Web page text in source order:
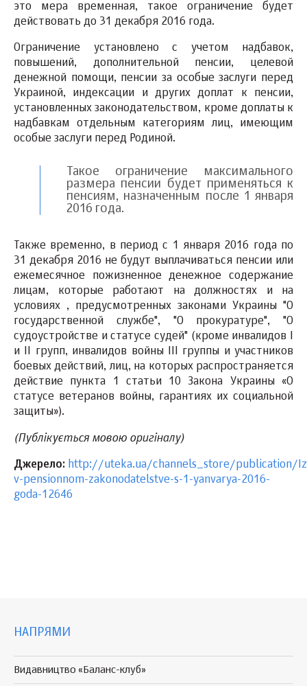
это мера временная, такое ограничение будет
действовать до 31 декабря 2016 года.
Ограничение установлено с учетом надбавок,
повышений, дополнительной пенсии, целевой
денежной помощи, пенсии за особые заслуги перед
Украиной, индексации и других доплат к пенсии,
установленных законодательством, кроме доплаты к
надбавкам отдельным категориям лиц, имеющим
особые заслуги перед Родиной.
Такое ограничение максимального
размера пенсии будет применяться к
пенсиям, назначенным после 1 января
2016 года.
Также временно, в период с 1 января 2016 года по
31 декабря 2016 не будут выплачиваться пенсии или
ежемесячное пожизненное денежное содержание
лицам, которые работают на должностях и на
условиях , предусмотренных законами Украины "О
государственной службе", "О прокуратуре", "О
судоустройстве и статусе судей" (кроме инвалидов I
и II групп, инвалидов войны III группы и участников
боевых действий, лиц, на которых распространяется
действие пункта 1 статьи 10 Закона Украины «О
статусе ветеранов войны, гарантиях их социальной
защиты»).
(Публікується мовою оригіналу)
Джерело: http://uteka.ua/channels_store/publication/
v-pensionnom-zakonodatelstve-s-1-yanvarya-2016-
goda-12646
НАПРЯМИ
Видавництво «Баланс-клуб»